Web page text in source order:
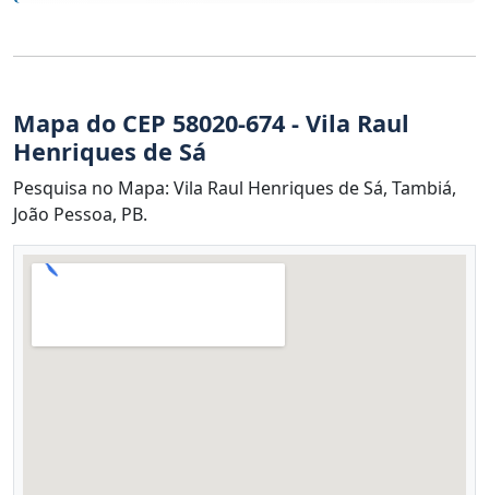
Mapa do CEP 58020-674 - Vila Raul
Henriques de Sá
Pesquisa no Mapa: Vila Raul Henriques de Sá, Tambiá,
João Pessoa, PB.